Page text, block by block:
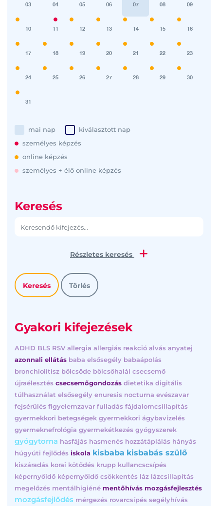
03 04 05 06 07 08 09
10 11 12 13 14 15 16
17 18 19 20 21 22 23
24 25 26 27 28 29 30
31
mai nap
kiválasztott nap
személyes képzés
online képzés
személyes + élő online képzés
Keresés
Részletes keresés
Gyakori kifejezések
ADHD BLS RSV allergia allergiás reakció alvás anyatej
azonnali ellátás baba elsősegély babaápolás
bronchiolitisz bölcsőde bölcsőhalál csecsemő
újraélesztés csecsemőgondozás dietetika digitális
túlhasználat elsősegély enuresis nocturna evészavar
fejsérülés figyelemzavar fulladás fájdalomcsillapítás
gyermekkori betegségek gyermekkori ágybavizelés
gyermeknefrológia gyermekétkezés gyógyszerek
gyógytorna hasfájás hasmenés hozzátáplálás hányás
húgyúti fejlődés iskola kisbaba kisbabás szülő
kiszáradás korai kötődés krupp kullancscsípés
képernyőidő képernyőidő csökkentés láz lázcsillapítás
megelőzés mentálhigiéné mentőhívás mozgásfejlesztés
mozgásfejlődés mérgezés rovarcsípés segélyhívás